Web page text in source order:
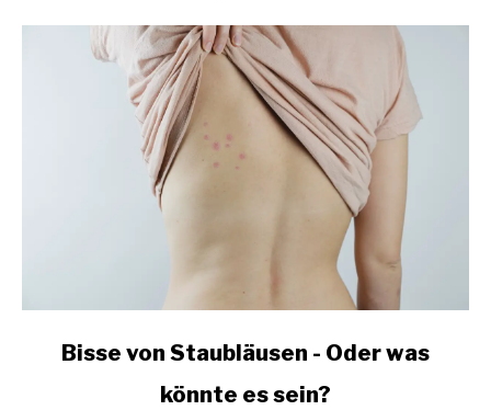
Bisse von Staubläusen - Oder was
könnte es sein?